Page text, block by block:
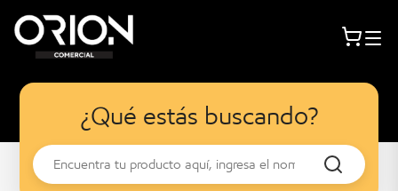
¿Qué estás buscando?